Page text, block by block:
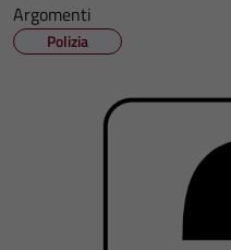
Argomenti
Polizia